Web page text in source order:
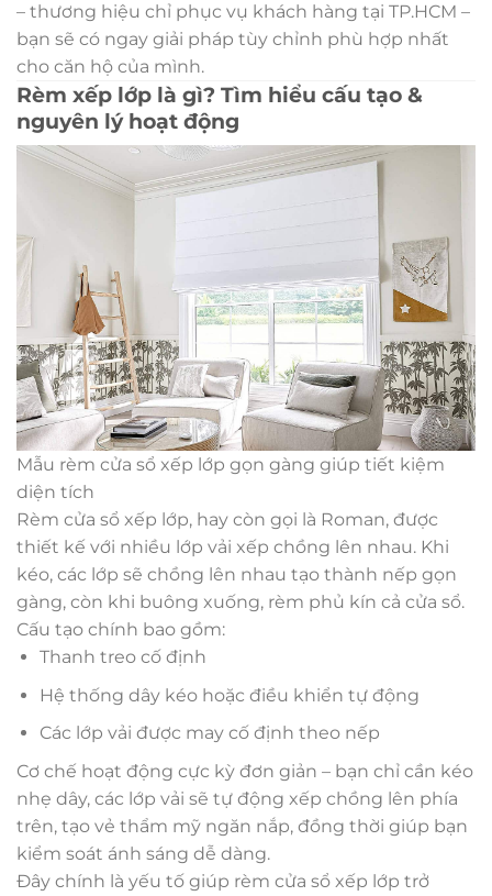
– thương hiệu chỉ phục vụ khách hàng tại TP.HCM –
bạn sẽ có ngay giải pháp tùy chỉnh phù hợp nhất
cho căn hộ của mình.
Rèm xếp lớp là gì? Tìm hiểu cấu tạo &
nguyên lý hoạt động
Mẫu rèm cửa sổ xếp lớp gọn gàng giúp tiết kiệm
diện tích
Rèm cửa sổ xếp lớp, hay còn gọi là Roman, được
thiết kế với nhiều lớp vải xếp chồng lên nhau. Khi
kéo, các lớp sẽ chồng lên nhau tạo thành nếp gọn
gàng, còn khi buông xuống, rèm phủ kín cả cửa sổ.
Cấu tạo chính bao gồm:
Thanh treo cố định
Hệ thống dây kéo hoặc điều khiển tự động
Các lớp vải được may cố định theo nếp
Cơ chế hoạt động cực kỳ đơn giản – bạn chỉ cần kéo
nhẹ dây, các lớp vải sẽ tự động xếp chồng lên phía
trên, tạo vẻ thẩm mỹ ngăn nắp, đồng thời giúp bạn
kiểm soát ánh sáng dễ dàng.
Đây chính là yếu tố giúp rèm cửa sổ xếp lớp trở